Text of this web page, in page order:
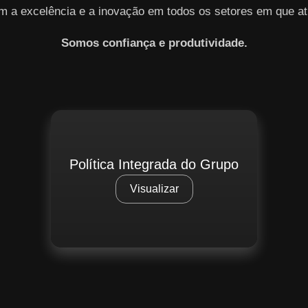
a excelência e a inovação em todos os setores em que
Somos confiança e produtividade.
Política Integrada do Grupo
Visualizar